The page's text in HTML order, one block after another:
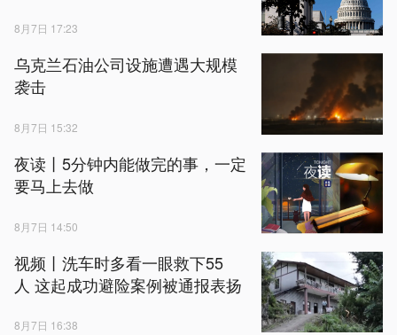
8月7日 17:23
乌克兰石油公司设施遭遇大规模
袭击
8月7日 15:32
夜读丨5分钟内能做完的事，一定
要马上去做
8月7日 14:50
视频丨洗车时多看一眼救下55
人 这起成功避险案例被通报表扬
8月7日 16:38